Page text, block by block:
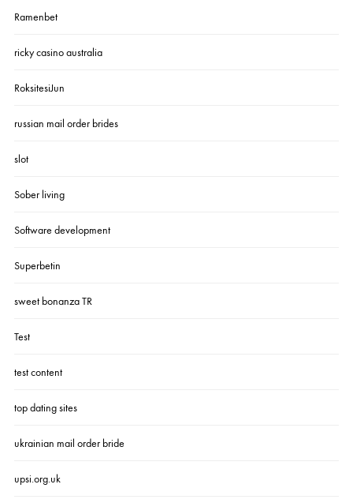
Ramenbet
ricky casino australia
RoksitesiJun
russian mail order brides
slot
Sober living
Software development
Superbetin
sweet bonanza TR
Test
test content
top dating sites
ukrainian mail order bride
upsi.org.uk